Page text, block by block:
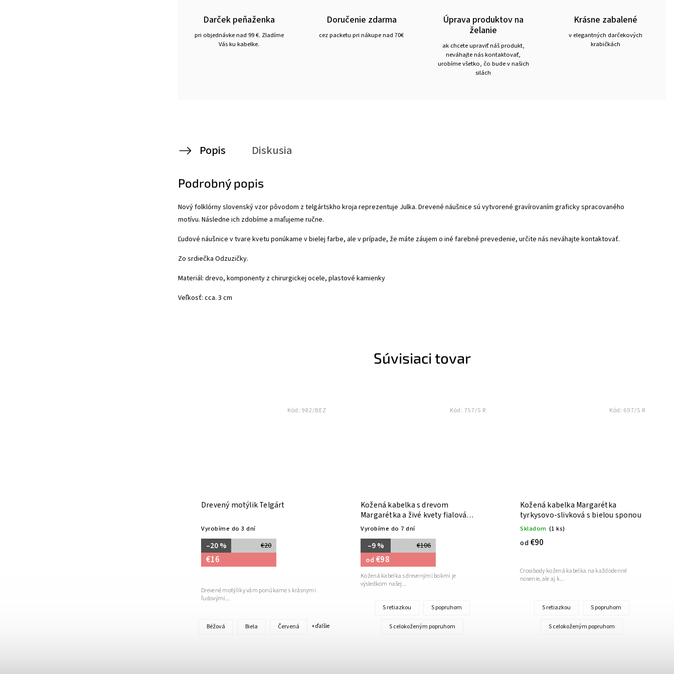
Darček peňaženka
pri objednávke nad 99 €. Zladíme
Vás ku kabelke.
Doručenie zdarma
cez packetu pri nákupe nad 70€
Úprava produktov na
želanie
ak chcete upraviť náš produkt,
neváhajte nás kontaktovať,
urobíme všetko, čo bude v našich
silách
Krásne zabalené
v elegantných darčekových
krabičkách
Popis Diskusia
Podrobný popis
Nový folklórny slovenský vzor pôvodom z telgártskho kroja reprezentuje Julka. Drevené náušnice sú vytvorené gravírovaním graficky spracovaného
motívu. Následne ich zdobíme a maľujeme ručne.
Ľudové náušnice v tvare kvetu ponúkame v bielej farbe, ale v prípade, že máte záujem o iné farebné prevedenie, určite nás neváhajte kontaktovať.
Zo srdiečka Odzuzičky.
Materiál: drevo, komponenty z chirurgickej ocele, plastové kamienky
Veľkosť: cca. 3 cm
Súvisiaci tovar
Drevený motýlik Telgárt
Vyrobíme do 3 dní
€20
–20 %
€16
Drevené motýliky vám ponúkame s krásnymi
ľudovými...
Béžová Biela Červená + ďalšie
Kód: 982/BEZ
Kožená kabelka s drevom
Margarétka a živé kvety fialová
koža a hladenica
Vyrobíme do 7 dní
€106
–9 %
od €98
Kožená kabelka s drevenými bokmi je
výsledkom našej...
S retiazkou S popruhom
S celokoženým popruhom
Kód: 757/S R
Kožená kabelka Margarétka
tyrkysovo-slivková s bielou sponou
Skladom (1 ks)
od €90
Crossbody kožená kabelka na každodenné
nosenie, ale aj k...
S retiazkou S popruhom
S celokoženým popruhom
Kód: 697/S R